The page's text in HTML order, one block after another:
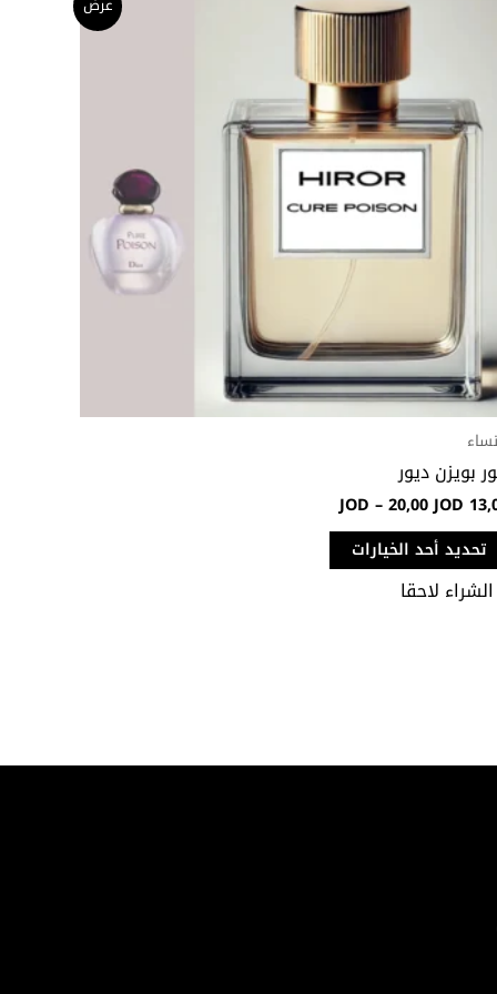
عرض
بويزن ديور
JOD –20,00JOD
السعر:
خلال
⁦20,00 JOD⁩
تحديد أحد الخيارات
العديد
الأشكال
المختلفة
لهذا
المنتج.
يمكن
الخيارات
صفحة
المنتج
لاحقا